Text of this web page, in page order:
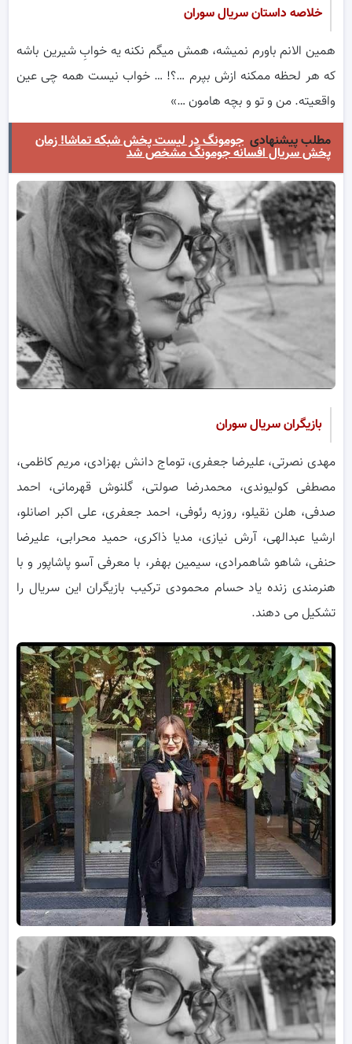
خلاصه داستان سریال سوران
همین الانم باورم نمیشه، همش میگم نکنه یه خوابِ شیرین باشه
که هر لحظه ممکنه ازش بپرم …؟! … خواب نیست همه چی عین
واقعیته. من و تو و بچه هامون …»
مطلب پیشنهادی جومونگ در لیست پخش شبکه تماشا! زمان
پخش سریال افسانه جومونگ مشخص شد
بازیگران سریال سوران
مهدی نصرتی، علیرضا جعفری، توماج دانش بهزادی، مریم کاظمی،
مصطفی کولیوندی، محمدرضا صولتی، گلنوش قهرمانی، احمد
صدفی، هلن نقی‏لو، روزبه رئوفی، احمد جعفری، علی اکبر اصانلو،
ارشیا عبدالهی، آرش نیازی، مدیا ذاکری، حمید محرابی، علیرضا
حنفی، شاهو شاهمرادی، سیمین بهفر، با معرفی آسو پاشاپور و با
هنرمندی زنده یاد حسام محمودی ترکیب بازیگران این سریال را
تشکیل می دهند.